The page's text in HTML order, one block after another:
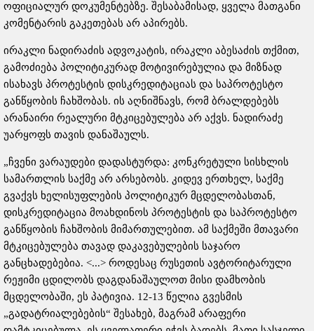
ოფიციალურ დოკუმენტებზე. შესაბამისად, ყველა მათგანი
კომენტარის გაკეთებას არ აპირებს.
ირაკლი ნადირაძის ადვოკატის, ირაკლი აბესაძის თქმით,
გამოძიება პოლიტიკურად მოტივირებულია და მიზნად
ისახავს პროტესტის დისკრედიტაციას და საპროტესტო
განწყობის ჩახშობას. ის აღნიშნავს, რომ ბრალდებებს
არანაირი რეალური მტკიცებულება არ აქვს. ნადირაძე
უარყოფს თავის დანაშაულს.
„ჩვენი ვარაუდები დადასტურდა: კონკრეტული სისხლის
სამართლის საქმე არ არსებობს. კიდევ ერთხელ, საქმე
გვაქვს ხელისუფლების პოლიტიკურ მცდელობასთან,
დისკრედიტაცია მოახდინოს პროტესტის და საპროტესტო
განწყობის ჩახშობის მიმართულებით. ამ საქმეში მთავარი
მტკიცებულება თავად დაკავებულების საჯარო
განცხადებებია. <...> როდესაც რუსეთის ავტორიტარული
რეჟიმი ცდილობს დაგდანაშაულოთ ​​მისი დამხობის
მცდელობაში, ეს პატივია. 12-13 წელია გვესმის
„გადატრიალებების“ შესახებ, მაგრამ არაფერი